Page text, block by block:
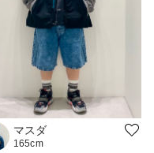
マスダ
165cm